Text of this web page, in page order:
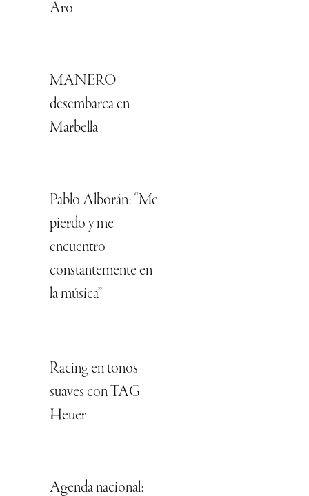
Aro
MANERO
desembarca en
Marbella
Pablo Alborán: “Me
pierdo y me
encuentro
constantemente en
la música”
Racing en tonos
suaves con TAG
Heuer
Agenda nacional: